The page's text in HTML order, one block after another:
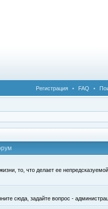
Регистрация • FAQ •
то, что делает ее
сюда, задайте вопрос -